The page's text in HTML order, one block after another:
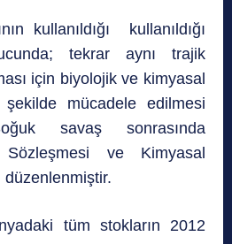
kullanıldığı kullanıldığı
tekrar aynı trajik
için biyolojik ve kimyasal
mücadele edilmesi
savaş sonrasında
ve Kimyasal
tüm stokların 2012